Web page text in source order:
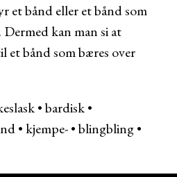
et bånd eller et bånd som
kan man si at
et bånd som bæres over
•bardisk•
•kjempe-•blingbling•